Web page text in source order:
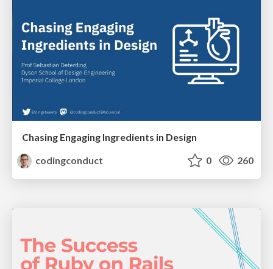
Chasing Engaging Ingredients in Design
codingconduct
0 260